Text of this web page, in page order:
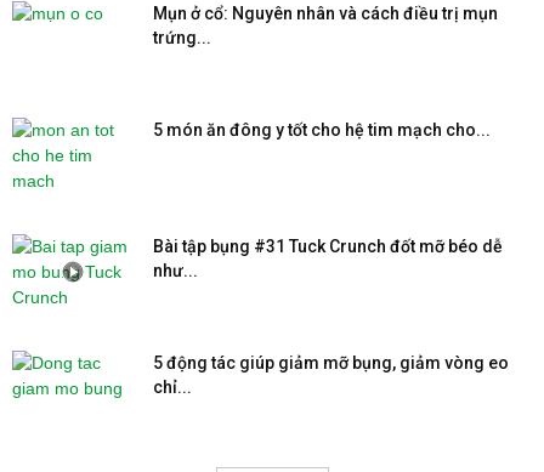
Mụn ở cổ: Nguyên nhân và cách điều trị mụn
trứng...
5 món ăn đông y tốt cho hệ tim mạch cho...
Bài tập bụng #31 Tuck Crunch đốt mỡ béo dễ
như...
5 động tác giúp giảm mỡ bụng, giảm vòng eo
chỉ...